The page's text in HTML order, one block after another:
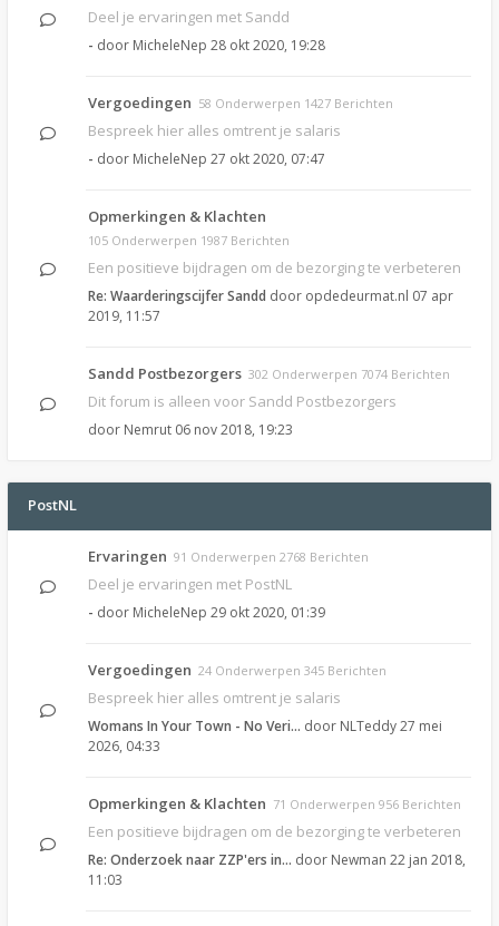
Deel je ervaringen met Sandd
- door MicheleNep 28 okt 2020, 19:28
Vergoedingen 58 Onderwerpen 1427 Berichten
Bespreek hier alles omtrent je salaris
- door MicheleNep 27 okt 2020, 07:47
Opmerkingen & Klachten
105 Onderwerpen 1987 Berichten
Een positieve bijdragen om de bezorging te verbeteren
Re: Waarderingscijfer Sandd door opdedeurmat.nl 07 apr
2019, 11:57
Sandd Postbezorgers 302 Onderwerpen 7074 Berichten
Dit forum is alleen voor Sandd Postbezorgers
door Nemrut 06 nov 2018, 19:23
PostNL
Ervaringen 91 Onderwerpen 2768 Berichten
Deel je ervaringen met PostNL
- door MicheleNep 29 okt 2020, 01:39
Vergoedingen 24 Onderwerpen 345 Berichten
Bespreek hier alles omtrent je salaris
Womans In Your Town - No Veri… door NLTeddy27 mei
2026, 04:33
Opmerkingen & Klachten 71 Onderwerpen 956 Berichten
Een positieve bijdragen om de bezorging te verbeteren
Re: Onderzoek naar ZZP'ers in… door Newman 22 jan 2018,
11:03